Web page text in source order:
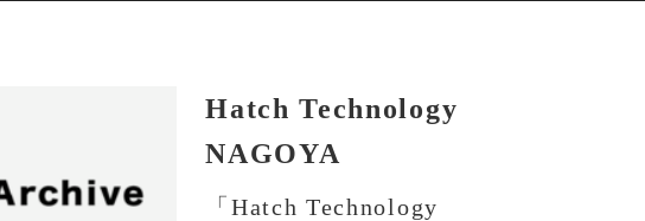
Hatch Technology
NAGOYA
「Hatch Technology